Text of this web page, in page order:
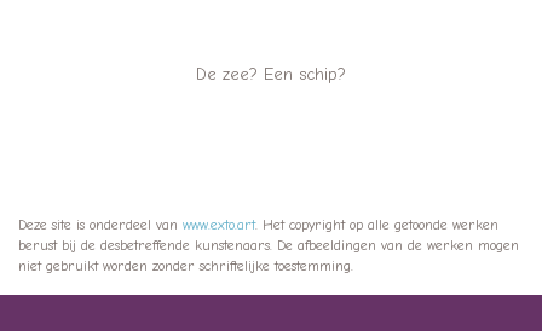
De zee? Een schip?
Deze site is onderdeel van www.exto.art. Het copyright op alle getoonde werken
berust bij de desbetreffende kunstenaars. De afbeeldingen van de werken mogen
niet gebruikt worden zonder schriftelijke toestemming.